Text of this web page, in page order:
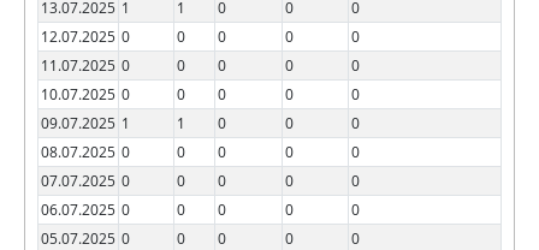
13.07.2025 1 1 0 0
0
12.07.2025 0 0 0 0
0
11.07.2025 0 0 0 0
0
10.07.2025 0 0 0 0
0
09.07.2025 1 1 0 0
0
08.07.2025 0 0 0 0
0
07.07.2025 0 0 0 0
0
06.07.2025 0 0 0 0
0
05.07.2025 0 0 0 0
0